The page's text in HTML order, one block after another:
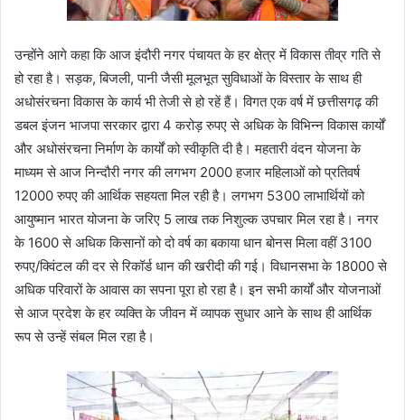
उन्होंने आगे कहा कि आज इंदौरी नगर पंचायत के हर क्षेत्र में विकास तीव्र गति से
हो रहा है। सड़क, बिजली, पानी जैसी मूलभूत सुविधाओं के विस्तार के साथ ही
अधोसंरचना विकास के कार्य भी तेजी से हो रहें हैं। विगत एक वर्ष में छत्तीसगढ़ की
डबल इंजन भाजपा सरकार द्वारा 4 करोड़ रुपए से अधिक के विभिन्न विकास कार्यों
और अधोसंरचना निर्माण के कार्यों को स्वीकृति दी है। महतारी वंदन योजना के
माध्यम से आज निन्दौरी नगर की लगभग 2000 हजार महिलाओं को प्रतिवर्ष
12000 रुपए की आर्थिक सहयता मिल रही है। लगभग 5300 लाभार्थियों को
आयुष्मान भारत योजना के जरिए 5 लाख तक निशुल्क उपचार मिल रहा है। नगर
के 1600 से अधिक किसानों को दो वर्ष का बकाया धान बोनस मिला वहीं 3100
रुपए/क्विंटल की दर से रिकॉर्ड धान की खरीदी की गई। विधानसभा के 18000 से
अधिक परिवारों के आवास का सपना पूरा हो रहा है। इन सभी कार्यों और योजनाओं
से आज प्रदेश के हर व्यक्ति के जीवन में व्यापक सुधार आने के साथ ही आर्थिक
रूप से उन्हें संबल मिल रहा है।